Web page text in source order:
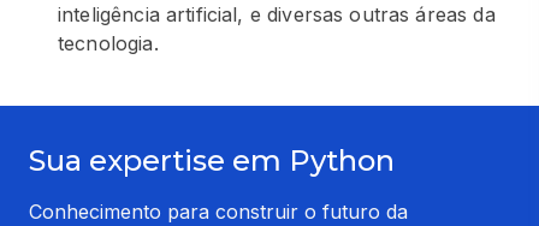
inteligência artificial, e diversas outras áreas da
tecnologia.
Sua expertise em Python
Conhecimento para construir o futuro da